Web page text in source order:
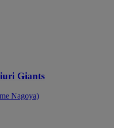
Giants
Nagoya)